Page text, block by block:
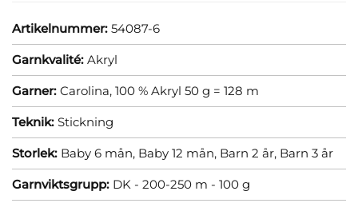
Artikelnummer: 54087-6
Garnkvalité: Akryl
Garner: Carolina, 100 % Akryl 50 g = 128 m
Teknik: Stickning
Storlek: Baby 6 mån, Baby 12 mån, Barn 2 år, Barn 3 år
Garnviktsgrupp: DK - 200-250 m - 100 g